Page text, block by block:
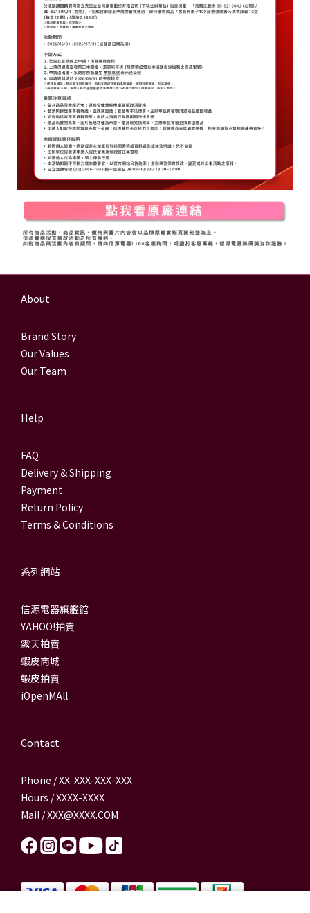
About
Brand Story
Our Values
Our Team
Help
FAQ
Delivery & Shipping
Payment
Return Policy
Terms & Conditions
系列網站
信源電器旗艦館
YAHOO!拍賣
露天拍賣
蝦皮商城
蝦皮拍賣
iOpenMAll
Contact
Phone / XX-XXX-XXX-XXX
Hours / XXXX-XXXX
Mail / XXX@XXXX.COM